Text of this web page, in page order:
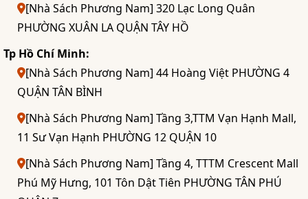
[Nhà Sách Phương Nam] 320 Lạc Long Quân
PHƯỜNG XUÂN LA QUẬN TÂY HỒ
Tp Hồ Chí Minh:
[Nhà Sách Phương Nam] 44 Hoàng Việt PHƯỜNG 4
QUẬN TÂN BÌNH
[Nhà Sách Phương Nam] Tầng 3,TTM Vạn Hạnh Mall,
11 Sư Vạn Hạnh PHƯỜNG 12 QUẬN 10
[Nhà Sách Phương Nam] Tầng 4, TTTM Crescent Mall
Phú Mỹ Hưng, 101 Tôn Dật Tiên PHƯỜNG TÂN PHÚ